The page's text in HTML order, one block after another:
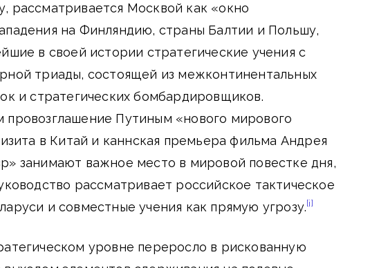
рассматривается Москвой как «окно
на Финляндию, страны Балтии и Польшу,
в своей истории стратегические учения с
триады, состоящей из межконтинентальных
и стратегических бомбардировщиков.
Путиным «нового мирового
в Китай и каннская премьера фильма Андрея
занимают важное место в мировой повестке дня,
рассматривает российское тактическое
и совместные учения как прямую угрозу.[i]
уровне переросло в рискованную